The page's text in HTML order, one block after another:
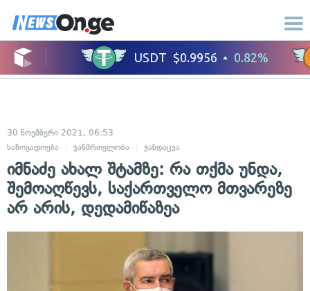
30 ნოემბერი 2021, 06:53
საზოგადოება
ჯანმრთელობა ჯანდაცვა
იმნაძე ახალ შტამზე: რა თქმა უნდა,
შემოაღწევს, საქართველო მთვარეზე
არ არის, დედამიწაზეა